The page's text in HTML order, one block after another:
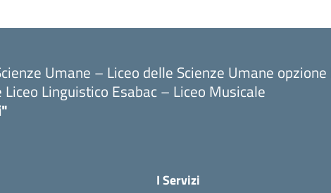
Umane – Liceo delle Scienze Umane
Linguistico Esabac – Liceo Musicale
I Servizi